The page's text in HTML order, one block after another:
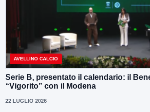
AVELLINO CALCIO
Serie B, presentato il calendario: il
“Vigorito” con il Modena
22 LUGLIO 2026